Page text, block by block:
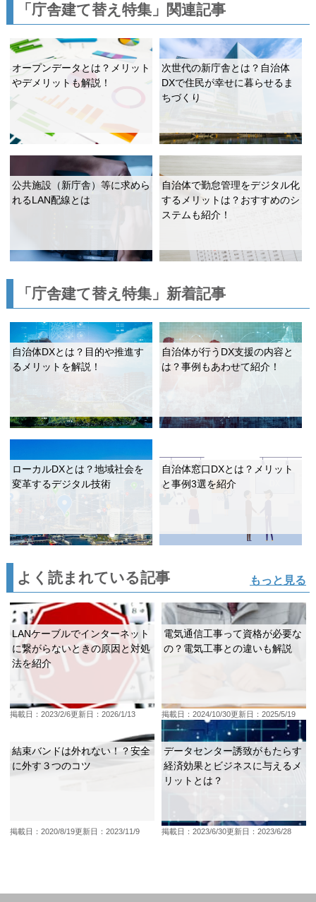
「庁舎建て替え特集」関連記事
オープンデータとは？メリット
やデメリットも解説！
次世代の新庁舎とは？自治体
DXで住民が幸せに暮らせるま
ちづくり
公共施設（新庁舎）等に求めら
れるLAN配線とは
自治体で勤怠管理をデジタル化
するメリットは？おすすめのシ
ステムも紹介！
「庁舎建て替え特集」新着記事
自治体DXとは？目的や推進す
るメリットを解説！
自治体が行うDX支援の内容と
は？事例もあわせて紹介！
ローカルDXとは？地域社会を
変革するデジタル技術
自治体窓口DXとは？メリット
と事例3選を紹介
よく読まれている記事 もっと見る
LANケーブルでインターネット
に繋がらないときの原因と対処
法を紹介
掲載日：2023/2/6更新日：2026/1/13
電気通信工事って資格が必要な
の？電気工事との違いも解説
掲載日：2024/10/30更新日：2025/5/19
結束バンドは外れない！？安全
に外す３つのコツ
掲載日：2020/8/19更新日：2023/11/9
データセンター誘致がもたらす
経済効果とビジネスに与えるメ
リットとは？
掲載日：2023/6/30更新日：2023/6/28